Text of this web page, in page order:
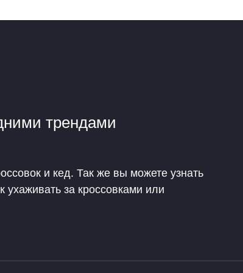
трендами
и кед. Так же вы можете узнать
ухаживать за кроссовками или